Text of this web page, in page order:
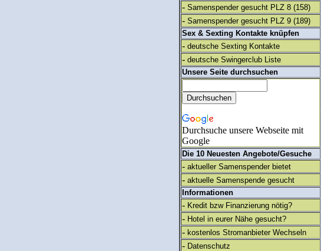
- Samenspender gesucht PLZ 8 (158)
- Samenspender gesucht PLZ 9 (189)
Sex & Sexting Kontakte knüpfen
- deutsche Sexting Kontakte
- deutsche Swingerclub Liste
Unsere Seite durchsuchen
Durchsuche unsere Webseite mit
Google
Die 10 Neuesten Angebote/Gesuche
- aktueller Samenspender bietet
- aktuelle Samenspende gesucht
Informationen
- Kredit bzw Finanzierung nötig?
- Hotel in eurer Nähe gesucht?
- kostenlos Stromanbieter Wechseln
- Datenschutz